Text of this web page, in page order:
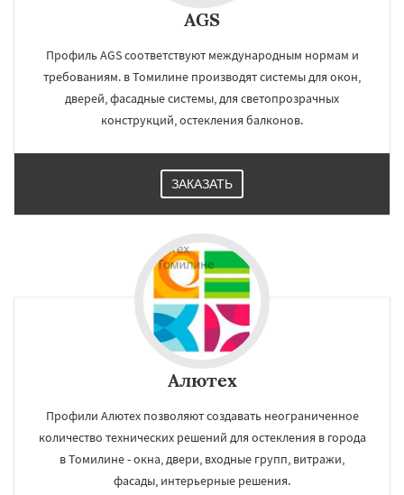
AGS
Профиль AGS соответствуют международным нормам и
требованиям. в Томилине производят системы для окон,
дверей, фасадные системы, для светопрозрачных
конструкций, остекления балконов.
ЗАКАЗАТЬ
Алютех
Профили Алютех позволяют создавать неограниченное
количество технических решений для остекления в города
в Томилине - окна, двери, входные групп, витражи,
фасады, интерьерные решения.